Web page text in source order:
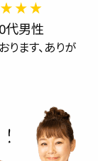
代男性
ります、ありが